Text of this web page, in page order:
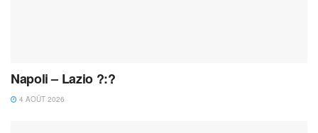
Napoli – Lazio ?:?
4 AOÛT 2026